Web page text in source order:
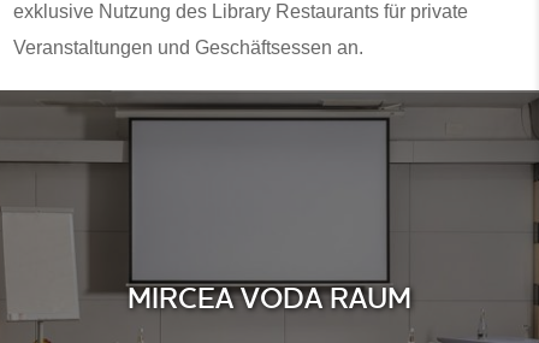
exklusive Nutzung des Library Restaurants für private
Veranstaltungen und Geschäftsessen an.
MIRCEA VODA RAUM